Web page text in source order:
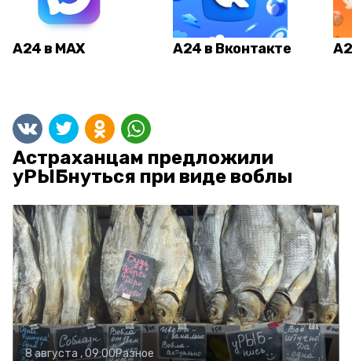
А24 в MAX А24 в Вконтакте
Астраханцам предложили
уРЫБнуться при виде воблы
8 августа , 09:00Разное